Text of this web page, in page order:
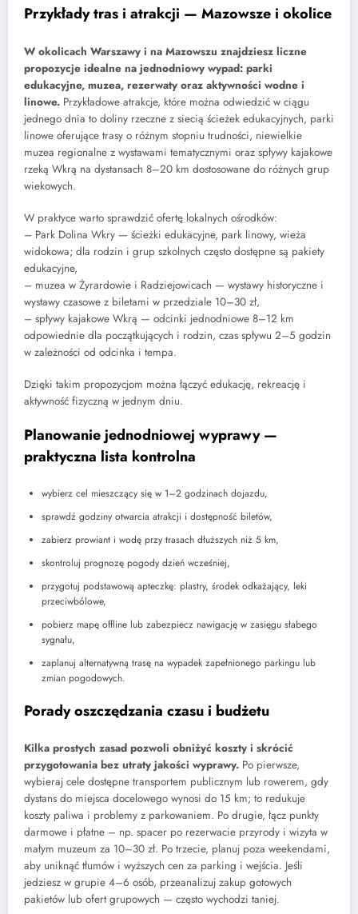
Przykłady tras i atrakcji — Mazowsze i okolice
W okolicach Warszawy i na Mazowszu znajdziesz liczne
propozycje idealne na jednodniowy wypad: parki
edukacyjne, muzea, rezerwaty oraz aktywności wodne i
linowe. Przykładowe atrakcje, które można odwiedzić w ciągu
jednego dnia to doliny rzeczne z siecią ścieżek edukacyjnych, parki
linowe oferujące trasy o różnym stopniu trudności, niewielkie
muzea regionalne z wystawami tematycznymi oraz spływy kajakowe
rzeką Wkrą na dystansach 8–20 km dostosowane do różnych grup
wiekowych.
W praktyce warto sprawdzić ofertę lokalnych ośrodków:
– Park Dolina Wkry — ścieżki edukacyjne, park linowy, wieża
widokowa; dla rodzin i grup szkolnych często dostępne są pakiety
edukacyjne,
– muzea w Żyrardowie i Radziejowicach — wystawy historyczne i
wystawy czasowe z biletami w przedziale 10–30 zł,
– spływy kajakowe Wkrą — odcinki jednodniowe 8–12 km
odpowiednie dla początkujących i rodzin, czas spływu 2–5 godzin
w zależności od odcinka i tempa.
Dzięki takim propozycjom można łączyć edukację, rekreację i
aktywność fizyczną w jednym dniu.
Planowanie jednodniowej wyprawy —
praktyczna lista kontrolna
wybierz cel mieszczący się w 1–2 godzinach dojazdu,
sprawdź godziny otwarcia atrakcji i dostępność biletów,
zabierz prowiant i wodę przy trasach dłuższych niż 5 km,
skontroluj prognozę pogody dzień wcześniej,
przygotuj podstawową apteczkę: plastry, środek odkażający, leki
przeciwbólowe,
pobierz mapę offline lub zabezpiecz nawigację w zasięgu słabego
sygnału,
zaplanuj alternatywną trasę na wypadek zapełnionego parkingu lub
zmian pogodowych.
Porady oszczędzania czasu i budżetu
Kilka prostych zasad pozwoli obniżyć koszty i skrócić
przygotowania bez utraty jakości wyprawy. Po pierwsze,
wybieraj cele dostępne transportem publicznym lub rowerem, gdy
dystans do miejsca docelowego wynosi do 15 km; to redukuje
koszty paliwa i problemy z parkowaniem. Po drugie, łącz punkty
darmowe i płatne – np. spacer po rezerwacie przyrody i wizyta w
małym muzeum za 10–30 zł. Po trzecie, planuj poza weekendami,
aby uniknąć tłumów i wyższych cen za parking i wejścia. Jeśli
jedziesz w grupie 4–6 osób, przeanalizuj zakup gotowych
pakietów lub ofert grupowych — często wychodzi taniej.